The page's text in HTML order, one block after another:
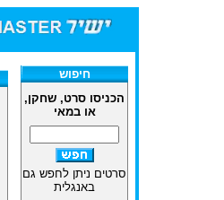
חיפוש
הכניסו סרט, שחקן,
או במאי
סרטים ניתן לחפש גם
באנגלית